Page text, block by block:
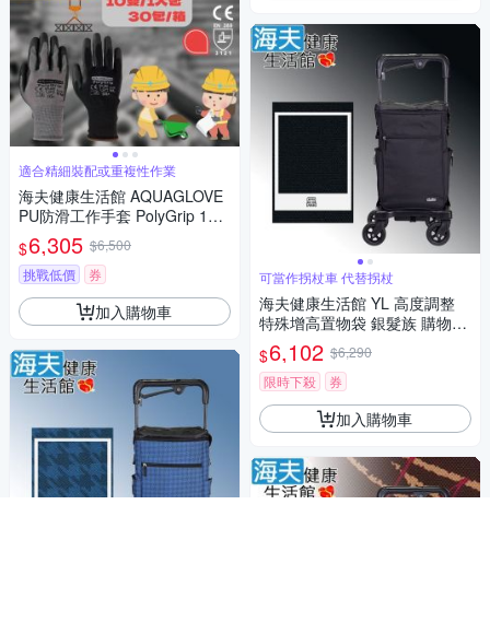
適合精細裝配或重複性作業
海夫健康生活館 AQUAGLOVE
PU防滑工作手套 PolyGrip 10
包/300雙
$6,305 $6,500
挑戰低價
券
加入購物車
可當作拐杖車 代替拐杖
海夫健康生活館 YL 高度調整
特殊增高置物袋 銀髮族 購物助
行車 步行輔助車 黑 NO.07SB
$6,102 $6,290
限時下殺
券
加入購物車